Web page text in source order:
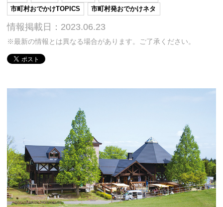
市町村おでかけTOPICS
市町村発おでかけネタ
情報掲載日：2023.06.23
※最新の情報とは異なる場合があります。ご了承ください。